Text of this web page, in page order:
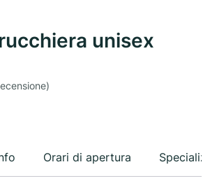
unisex
Orari di apertura